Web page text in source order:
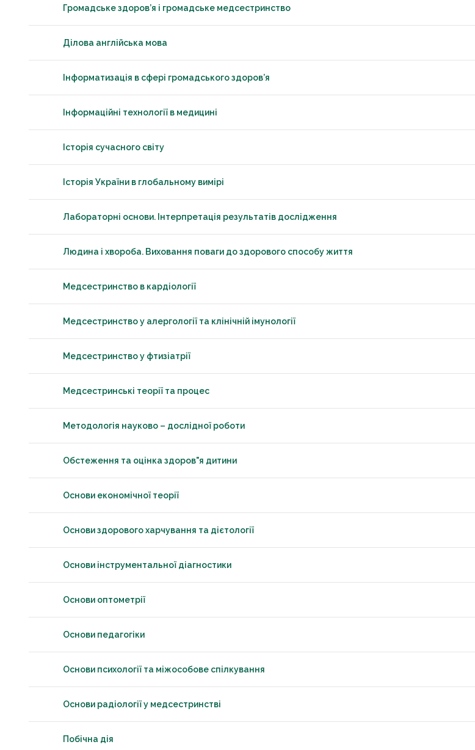
Громадське здоров’я і громадське медсестринство
Ділова англійська мова
Інформатизація в сфері громадського здоров’я
Інформаційні технології в медицині
Історія сучасного світу
Історія України в глобальному вимірі
Лабораторні основи. Інтерпретація результатів дослідження
Людина і хвороба. Виховання поваги до здорового способу життя
Медсестринство в кардіології
Медсестринство у алергології та клінічній імунології
Медсестринство у фтизіатрії
Медсестринські теорії та процес
Методологія науково – дослідної роботи
Обстеження та оцінка здоров"я дитини
Основи економічної теорії
Основи здорового харчування та дієтології
Основи інструментальної діагностики
Основи оптометрії
Основи педагогіки
Основи психології та міжособове спілкування
Основи радіології у медсестринстві
Побічна дія